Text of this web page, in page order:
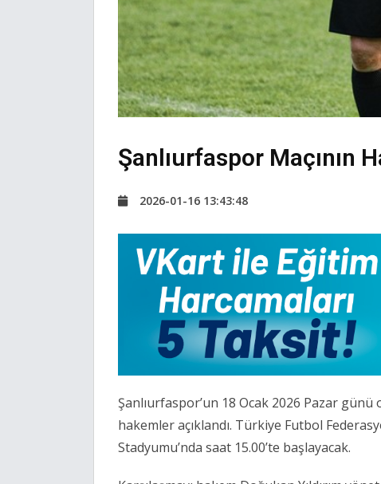
Şanlıurfaspor Maçının
2026-01-16 13:43:48
Şanlıurfaspor’un 18 Ocak 2026 Pazar günü
hakemler açıklandı. Türkiye Futbol
Stadyumu’nda saat 15.00’te başlayacak.